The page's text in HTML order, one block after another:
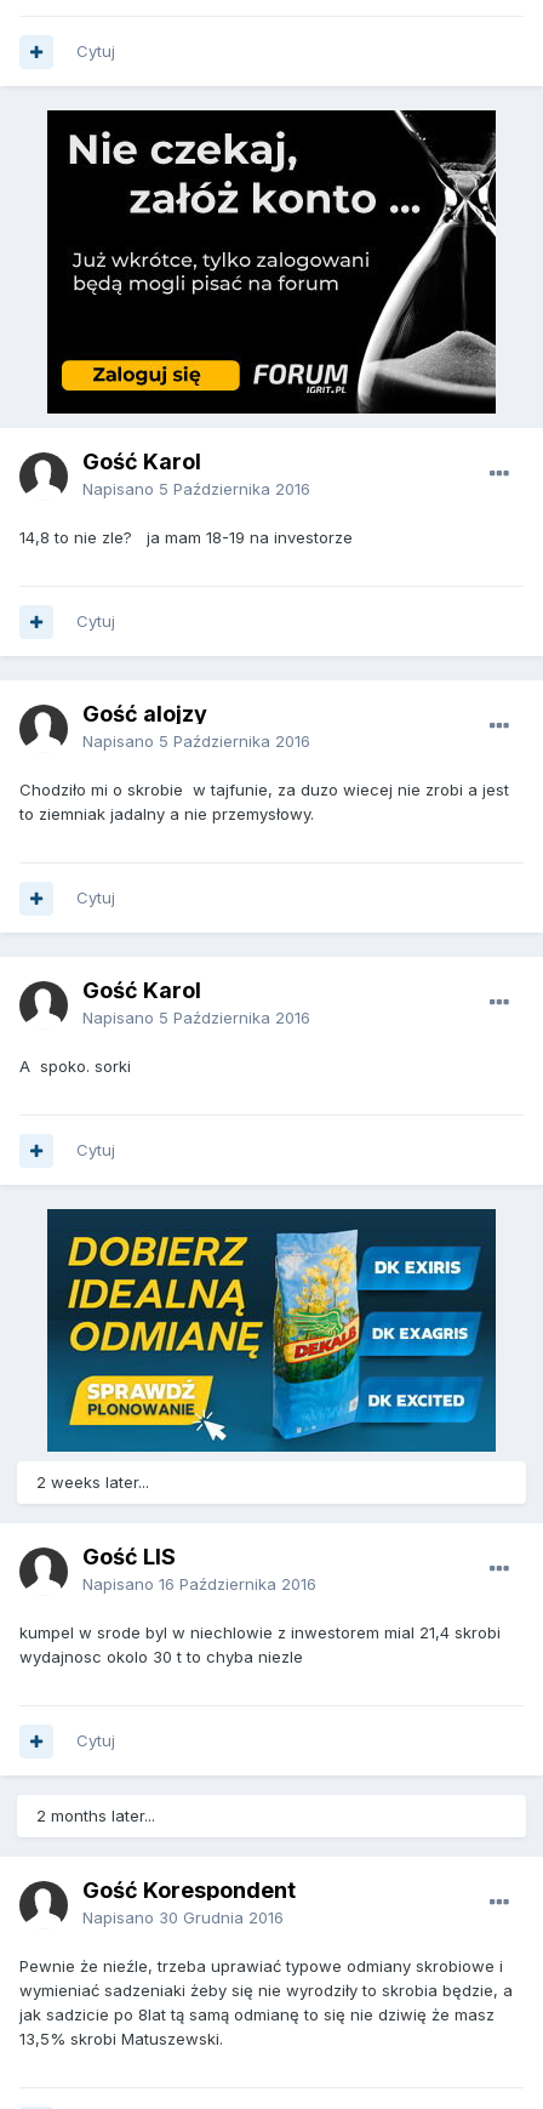
Cytuj
Gość Karol
Napisano 5 Października 2016
14,8 to nie zle? ja mam 18-19 na investorze
Cytuj
Gość alojzy
Napisano 5 Października 2016
Chodziło mi o skrobie w tajfunie, za duzo wiecej nie zrobi a jest
to ziemniak jadalny a nie przemysłowy.
Cytuj
Gość Karol
Napisano 5 Października 2016
A spoko. sorki
Cytuj
2 weeks later...
Gość LIS
Napisano 16 Października 2016
kumpel w srode byl w niechlowie z inwestorem mial 21,4 skrobi
wydajnosc okolo 30 t to chyba niezle
Cytuj
2 months later...
Gość Korespondent
Napisano 30 Grudnia 2016
Pewnie że nieźle, trzeba uprawiać typowe odmiany skrobiowe i
wymieniać sadzeniaki żeby się nie wyrodziły to skrobia będzie, a
jak sadzicie po 8lat tą samą odmianę to się nie dziwię że masz
13,5% skrobi Matuszewski.